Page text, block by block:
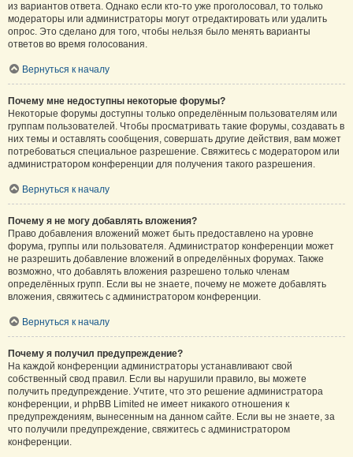
из вариантов ответа. Однако если кто-то уже проголосовал, то только
модераторы или администраторы могут отредактировать или удалить
опрос. Это сделано для того, чтобы нельзя было менять варианты
ответов во время голосования.
Вернуться к началу
Почему мне недоступны некоторые форумы?
Некоторые форумы доступны только определённым пользователям или
группам пользователей. Чтобы просматривать такие форумы, создавать в
них темы и оставлять сообщения, совершать другие действия, вам может
потребоваться специальное разрешение. Свяжитесь с модератором или
администратором конференции для получения такого разрешения.
Вернуться к началу
Почему я не могу добавлять вложения?
Право добавления вложений может быть предоставлено на уровне
форума, группы или пользователя. Администратор конференции может
не разрешить добавление вложений в определённых форумах. Также
возможно, что добавлять вложения разрешено только членам
определённых групп. Если вы не знаете, почему не можете добавлять
вложения, свяжитесь с администратором конференции.
Вернуться к началу
Почему я получил предупреждение?
На каждой конференции администраторы устанавливают свой
собственный свод правил. Если вы нарушили правило, вы можете
получить предупреждение. Учтите, что это решение администратора
конференции, и phpBB Limited не имеет никакого отношения к
предупреждениям, вынесенным на данном сайте. Если вы не знаете, за
что получили предупреждение, свяжитесь с администратором
конференции.